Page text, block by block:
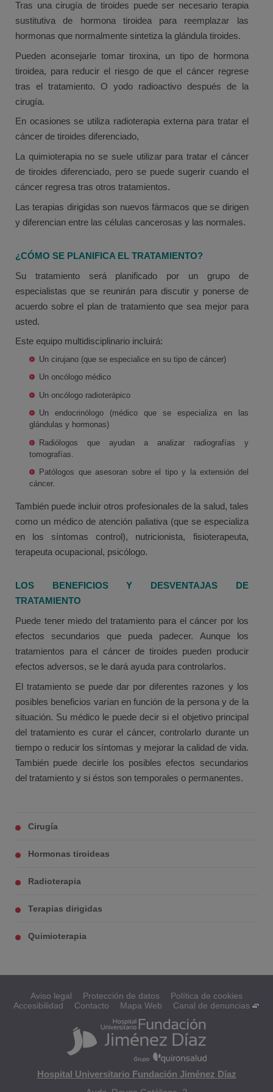
Tras una cirugía de tiroides puede ser necesario terapia
sustitutiva de hormona tiroidea para reemplazar las
hormonas que normalmente sintetiza la glándula tiroides.
Pueden aconsejarle tomar tiroxina, un tipo de hormona
tiroidea, para reducir el riesgo de que el cáncer regrese
tras el tratamiento. O yodo radioactivo después de la
cirugía.
En ocasiones se utiliza radioterapia externa para tratar el
cáncer de tiroides diferenciado,
La quimioterapia no se suele utilizar para tratar el cáncer
de tiroides diferenciado, pero se puede sugerir cuando el
cáncer regresa tras otros tratamientos.
Las terapias dirigidas son nuevos fármacos que se dirigen
y diferencian entre las células cancerosas y las normales.
¿CÓMO SE PLANIFICA EL TRATAMIENTO?
Su tratamiento será planificado por un grupo de
especialistas que se reunirán para discutir y ponerse de
acuerdo sobre el plan de tratamiento que sea mejor para
usted.
Este equipo multidisciplinario incluirá:
Un cirujano (que se especialice en su tipo de cáncer)
Un oncólogo médico
Un oncólogo radioterápico
Un endocrinólogo (médico que se especializa en las
glándulas y hormonas)
Radiólogos que ayudan a analizar radiografías y
tomografías.
Patólogos que asesoran sobre el tipo y la extensión del
cáncer.
También puede incluir otros profesionales de la salud, tales
como un médico de atención paliativa (que se especializa
en los síntomas control), nutricionista, fisioterapeuta,
terapeuta ocupacional, psicólogo.
LOS BENEFICIOS Y DESVENTAJAS DE
TRATAMIENTO
Puede tener miedo del tratamiento para el cáncer por los
efectos secundarios que pueda padecer. Aunque los
tratamientos para el cáncer de tiroides pueden producir
efectos adversos, se le dará ayuda para controlarlos.
El tratamiento se puede dar por diferentes razones y los
posibles beneficios varían en función de la persona y de la
situación. Su médico le puede decir si el objetivo principal
del tratamiento es curar el cáncer, controlarlo durante un
tiempo o reducir los síntomas y mejorar la calidad de vida.
También puede decirle los posibles efectos secundarios
del tratamiento y si éstos son temporales o permanentes.
Cirugía
Hormonas tiroideas
Radioterapia
Terapias dirigidas
Quimioterapia
Aviso legal Protección de datos
Política de cookies
Accesibilidad
Contacto Mapa Web Canal de denuncias
Hospital Universitario Fundación Jiménez Díaz